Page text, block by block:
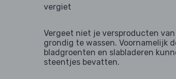
vergiet
Vergeet niet je versproducten
grondig te wassen. Voornamelijk
bladgroenten en slabladeren
steentjes bevatten.